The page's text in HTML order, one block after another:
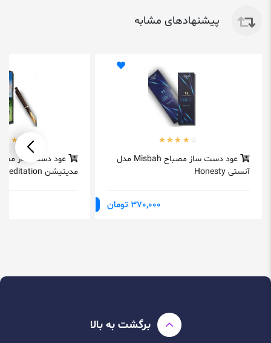
پیشنهادهای مشابه
عود دست ساز مصباح Misbah مدل
آنستی Honesty
370,000 تومان
مدیتیشن Meditation
برگشت به بالا